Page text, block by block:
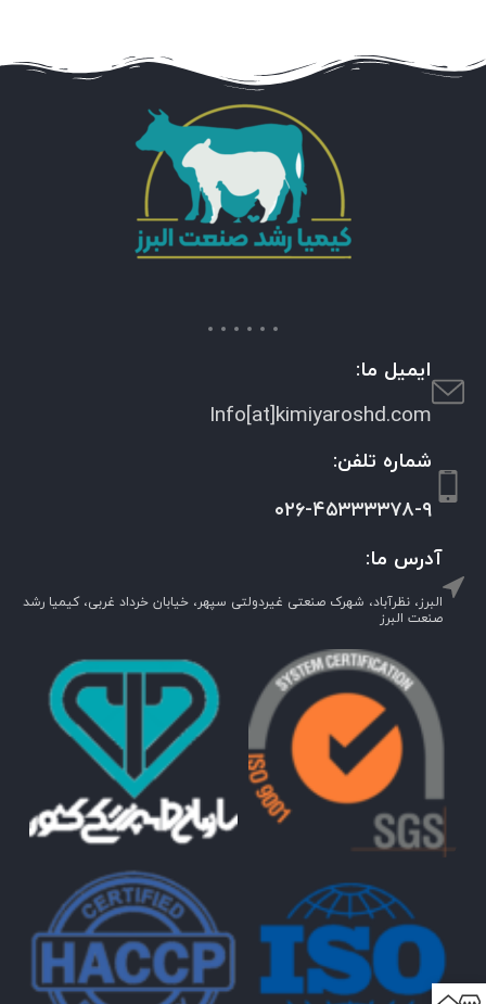
ایمیل ما:
Info[at]kimiyaroshd.com
شماره تلفن:
۰۲۶-۴۵۳۳۳۳۷۸-۹
آدرس ما:
البرز، نظرآباد، شهرک صنعتی غیردولتی سپهر، خیابان خرداد غربی، کیمیا رشد
صنعت البرز